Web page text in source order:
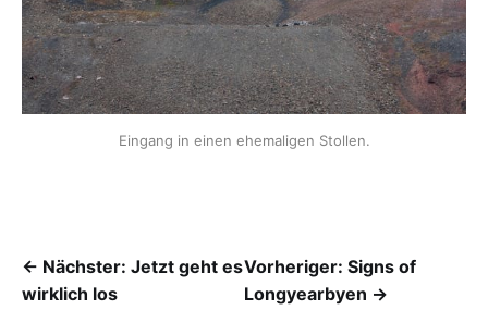
Eingang in einen ehemaligen Stollen.
← Nächster: Jetzt geht es
wirklich los
Vorheriger: Signs of
Longyearbyen →